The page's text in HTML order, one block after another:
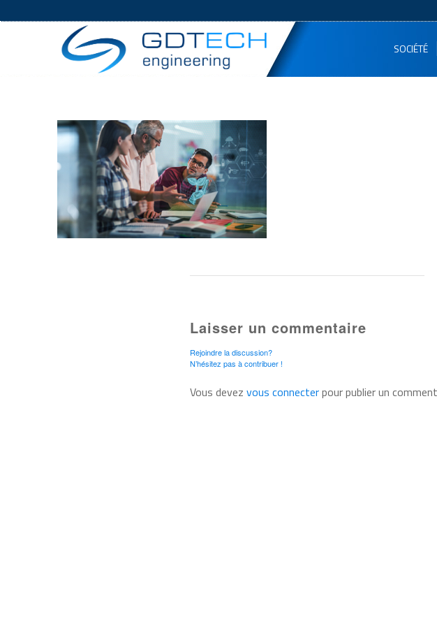
SOCIÉTÉ
Laisser un commentaire
Rejoindre la discussion?
N’hésitez pas à contribuer !
Vous devez vous connecterpour publier un